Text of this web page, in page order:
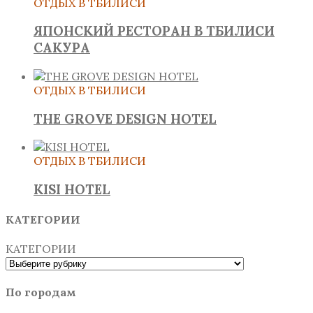
ЯПОНСКИЙ РЕСТОРАН В ТБИЛИСИ
САКУРА
ОТДЫХ В ТБИЛИСИ
THE GROVE DESIGN HOTEL
ОТДЫХ В ТБИЛИСИ
KISI HOTEL
КАТЕГОРИИ
КАТЕГОРИИ
По городам